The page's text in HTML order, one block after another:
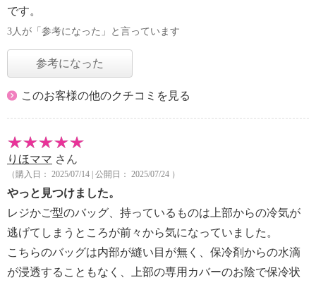
です。
3人が「参考になった」と言っています
参考になった
このお客様の他のクチコミを見る
りほママ さん
（購入日： 2025/07/14 | 公開日： 2025/07/24 ）
やっと見つけました。
レジかご型のバッグ、持っているものは上部からの冷気が
逃げてしまうところが前々から気になっていました。
こちらのバッグは内部が縫い目が無く、保冷剤からの水滴
が浸透することもなく、上部の専用カバーのお陰で保冷状